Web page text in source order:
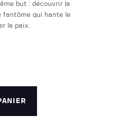
but : découvrir la
fantôme qui hante le
la paix.